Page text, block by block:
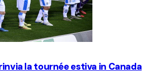
la tournée estiva in Canada